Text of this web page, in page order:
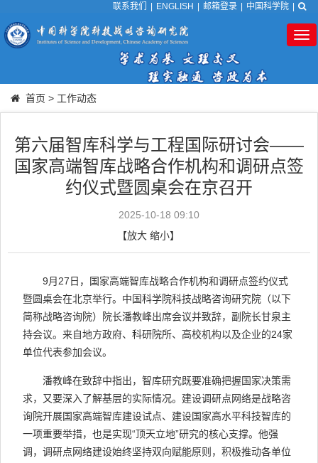
联系我们 ENGLISH 邮箱登录 中国科学院
首页 > 工作动态
第六届智库科学与工程国际研讨会——
国家高端智库战略合作机构和调研点签
约仪式暨圆桌会在京召开
2025-10-18 09:10
【放大 缩小】
9月27日，国家高端智库战略合作机构和调研点签约仪式
暨圆桌会在北京举行。中国科学院科技战略咨询研究院（以下
简称战略咨询院）院长潘教峰出席会议并致辞，副院长甘泉主
持会议。来自地方政府、科研院所、高校机构以及企业的24家
单位代表参加会议。
潘教峰在致辞中指出，智库研究既要准确把握国家决策需
求，又要深入了解基层的实际情况。建设调研点网络是战略咨
询院开展国家高端智库建设试点、建设国家高水平科技智库的
一项重要举措，也是实现“顶天立地”研究的核心支撑。他强
调，调研点网络建设始终坚持双向赋能原则，积极推动各单位